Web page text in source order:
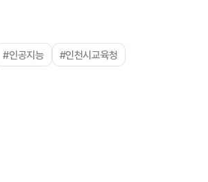
#인공지능 #인천시교육청